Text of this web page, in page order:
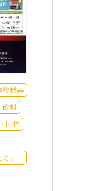
務機器
飲料
団体
ミナー